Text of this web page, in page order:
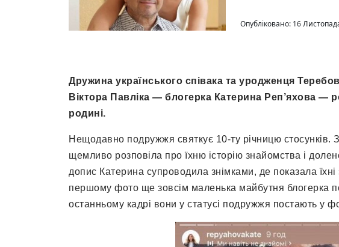
Опубліковано: 16
Дружина українського співака та уродженця
Віктора Павліка — блогерка Катерина Реп’яхова —
родині.
Нещодавно подружжя святкує 10-ту річницю стосунків.
щемливо розповіла про їхню історію знайомства і
допис Катерина супроводила знімками, де показала
першому фото ще зовсім маленька майбутня блогерка
останньому кадрі вони у статусі подружжя постають у